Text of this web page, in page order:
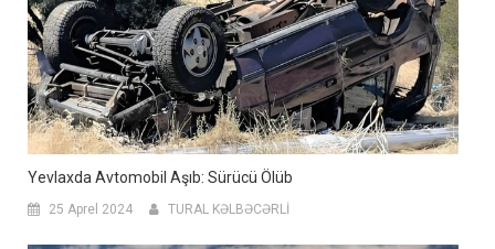
Yevlaxda Avtomobil Aşıb: Sürücü Ölüb
25 Aprel 2024 TURAL KƏLBƏCƏRLİ